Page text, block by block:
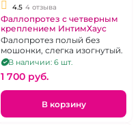
4.5 4 отзыва
Фаллопротез с четверным
креплением ИнтимХаус
Фалопротез полый без
мошонки, слегка изогнутый.
В наличии: 6 шт.
1 700 pуб.
В корзину